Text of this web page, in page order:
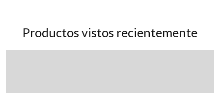
Productos vistos recientemente